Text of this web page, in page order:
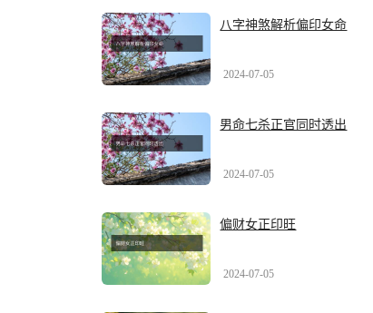
八字神煞解析偏印女命
2024-07-05
男命七杀正官同时透出
2024-07-05
偏财女正印旺
2024-07-05